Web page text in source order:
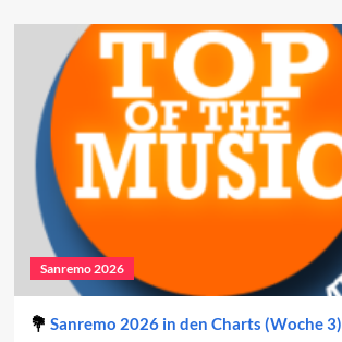
Sanremo 2026
Sanremo 2026 in den Charts (Woche 3)